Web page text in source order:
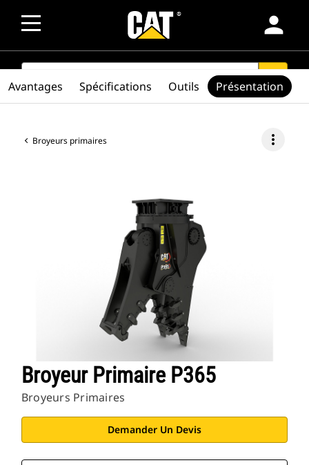
person
SEARCH search
Broyeurs primaires more_vert
Broyeur Primaire P365
Broyeurs Primaires
Demander Un Devis
Avantages Spécifications Outils Présentation